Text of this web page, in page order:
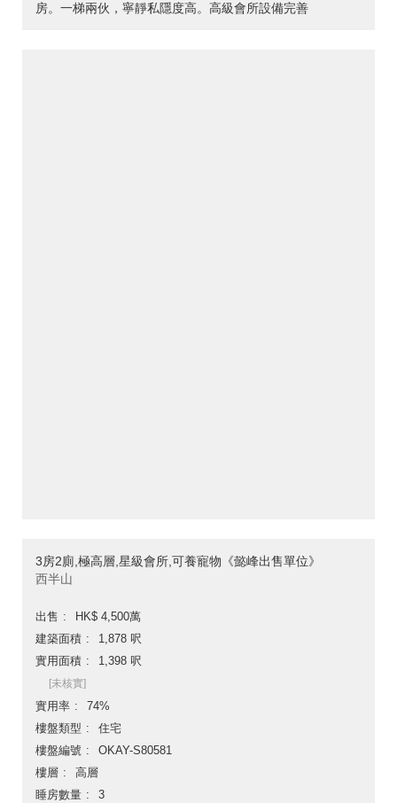
房。一梯兩伙，寧靜私隱度高。高級會所設備完善
3房2廁,極高層,星級會所,可養寵物《懿峰出售單位》
西半山
出售
HK$ 4,500萬
建築面積
1,878 呎
實用面積
1,398 呎
[未核實]
實用率
74%
樓盤類型
住宅
樓盤編號
OKAY-S80581
樓層
高層
睡房數量
3